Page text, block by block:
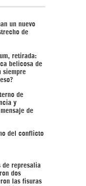
un nuevo
de
retirada:
belicosa de
siempre
de
y
de
del conflicto
de represalia
dos
las fisuras